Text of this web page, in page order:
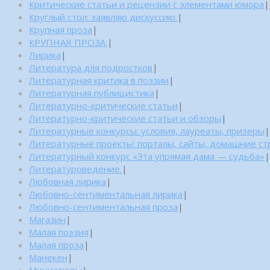
Критические статьи и рецензии с элементами юмора |
Круглый стол: заявляю дискуссию. |
Крупная проза |
КРУПНАЯ ПРОЗА: |
Лирика |
Литература для подростков |
Литературная критика в поэзии |
Литературная публицистика |
Литературно-критические статьи |
Литературно-критические статьи и обзоры |
Литературные конкурсы: условия, лауреаты, призеры |
Литературные проекты: порталы, сайты, домашние
Литературный конкурс «Эта упрямая дама — судьба» |
Литературоведение. |
Любовная лирика |
Любовно-сентиментальная лирика |
Любовно-сентиментальная проза |
Магазин |
Малая поэзия |
Малая проза |
Манекен |